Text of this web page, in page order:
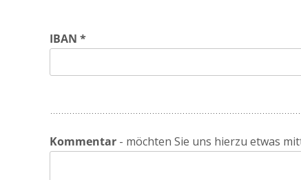
IBAN *
Kommentar - möchten Sie uns hierzu etwas